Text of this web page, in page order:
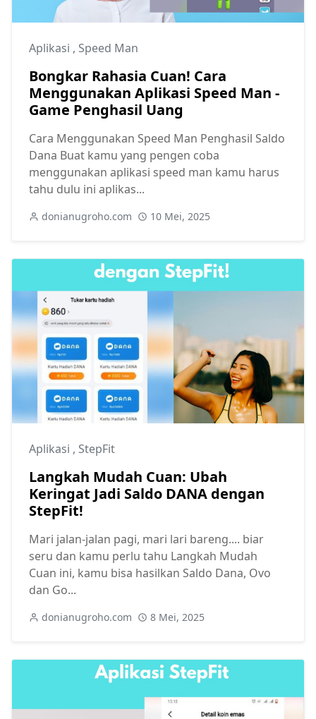
Aplikasi , Speed Man
Bongkar Rahasia Cuan! Cara
Menggunakan Aplikasi Speed Man -
Game Penghasil Uang
Cara Menggunakan Speed Man Penghasil Saldo
Dana Buat kamu yang pengen coba
menggunakan aplikasi speed man kamu harus
tahu dulu ini aplikas...
donianugroho.com 10 Mei, 2025
Aplikasi , StepFit
Langkah Mudah Cuan: Ubah
Keringat Jadi Saldo DANA dengan
StepFit!
Mari jalan-jalan pagi, mari lari bareng.... biar
seru dan kamu perlu tahu Langkah Mudah
Cuan ini, kamu bisa hasilkan Saldo Dana, Ovo
dan Go...
donianugroho.com 8 Mei, 2025